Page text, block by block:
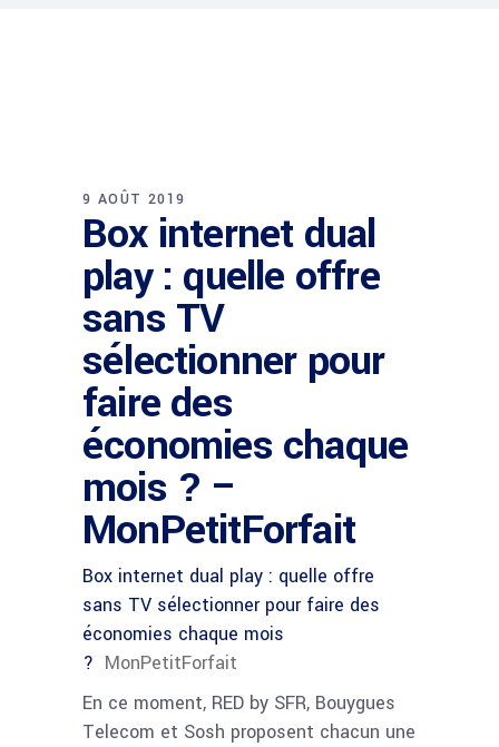
9 AOÛT 2019
Box internet dual
play : quelle offre
sans TV
sélectionner pour
faire des
économies chaque
mois ? –
MonPetitForfait
Box internet dual play : quelle offre
sans TV sélectionner pour faire des
économies chaque mois
? MonPetitForfait
En ce moment, RED by SFR, Bouygues
Telecom et Sosh proposent chacun une